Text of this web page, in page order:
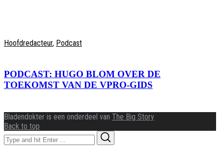
Hoofdredacteur, Podcast
PODCAST: HUGO BLOM OVER DE
TOEKOMST VAN DE VPRO-GIDS
Bladendokter is een onderdeel van The Big Story
Back to top
Search
for: